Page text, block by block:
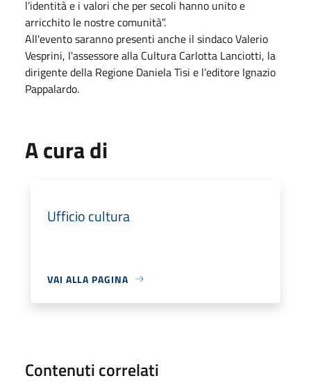
l’identità e i valori che per secoli hanno unito e
arricchito le nostre comunità”.
All'evento saranno presenti anche il sindaco Valerio
Vesprini, l'assessore alla Cultura Carlotta Lanciotti, la
dirigente della Regione Daniela Tisi e l’editore Ignazio
Pappalardo.
A cura di
Ufficio cultura
VAI ALLA PAGINA
Contenuti correlati